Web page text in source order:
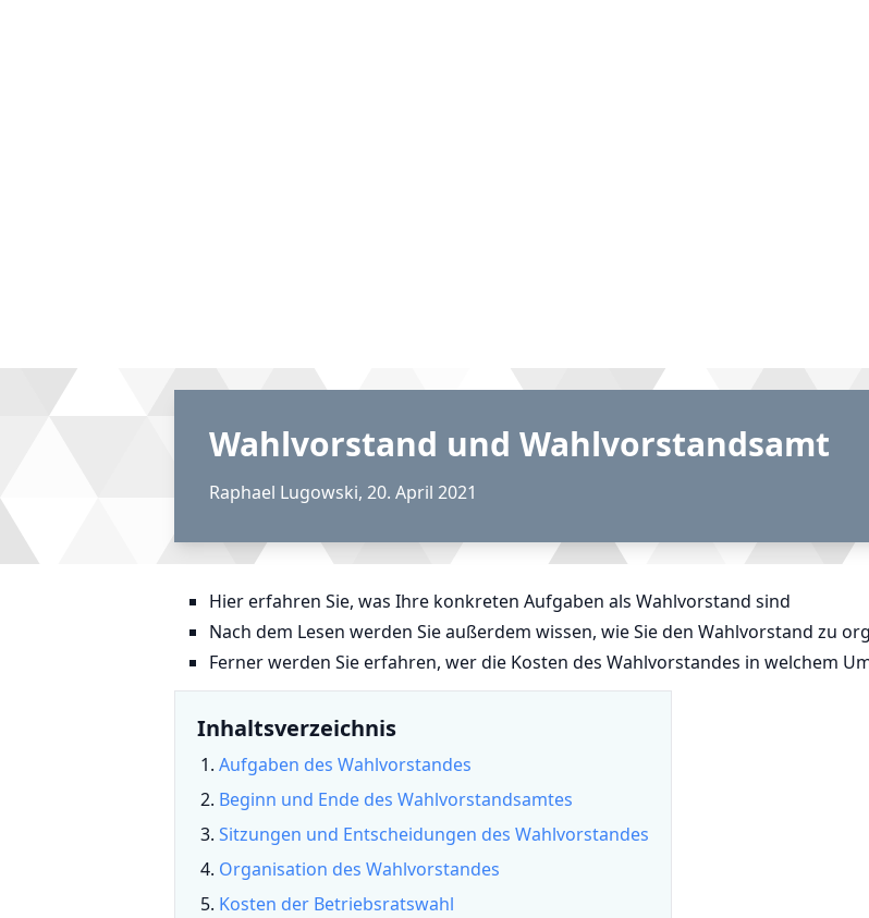
Wahlvorstand und Wahlvorstandsamt
Raphael Lugowski, 20. April 2021
Hier erfahren Sie, was Ihre konkreten Aufgaben als Wahlvorstand sind
Nach dem Lesen werden Sie außerdem wissen, wie Sie den Wahlvorstand zu
Ferner werden Sie erfahren, wer die Kosten des Wahlvorstandes in welchem
Inhaltsverzeichnis
Aufgaben des Wahlvorstandes
Beginn und Ende des Wahlvorstandsamtes
Sitzungen und Entscheidungen des Wahlvorstandes
Organisation des Wahlvorstandes
Kosten der Betriebsratswahl